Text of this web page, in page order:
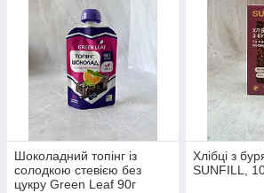
Шоколадний топінг із
солодкою стевією без
цукру Green Leaf 90г
Хлібці з
SUNFILL,